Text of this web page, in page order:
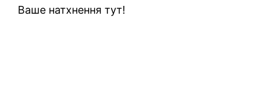
Ваше натхнення тут!